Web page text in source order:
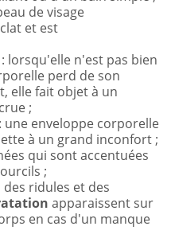
de visage
et est
lorsqu'elle n'est pas bien
perd de son
elle fait objet à un
;
enveloppe corporelle
à un grand inconfort ;
qui sont accentuées
;
ridules et des
apparaissent sur
en cas d'un manque